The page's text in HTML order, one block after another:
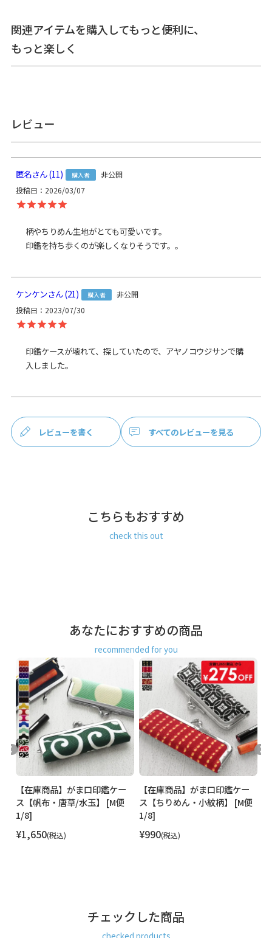
備考 直径1.5cm 長さ6cm以内の印鑑収納可能。 朱肉付き。
サイズ詳細
＜本体＞
外寸：高さ5.3cm、幅11.5cm
＜重さ＞35g
※商品サイズの表記はおおよその値となります。
※外寸は口金を含みます。
素材
＜袋＞
表地：ちりめん ポリエステル100％
裏地：レーヨン100％、裏地カラー：ブラック(※裏地の色は
全て共通)
お支払方法 クレジットカード
／コンビニ後払い／
クレジットカード決済、Amazon Pay、PayPay、楽天ペイを
ご選択の場合、システムの都合上、商品発送前にご請求させ
ゆうパケット：全国一律330円
能
ゆうパック：全国一律770円
ルではなく少し平べったい形になっており、収納時、ケース
がハンコを挟んでくれるので、ケースの中でハンコがカタカ
タ動くのを防いでくれます。
※状況によってはハンコが中で動くこともあります
※直径1.5cm、長さ6cm以内の印鑑を収納可能
COLOR
・桜 紅梅色・桜 水色・唐草模様 赤・唐草模様 緑・ 矢
絣 紺・矢絣 紫・金平糖 赤・金平糖 黒・ 紅梅花 撫
子・紅梅花 紺
関連アイテムを購入してもっと便利に、
もっと楽しく
レビュー
匿名 11 購入者
非公開
投稿日
2026/03/07
柄やちりめん生地がとても可愛いです。
印鑑を持ち歩くのが楽しくなりそうです。。
ケンケン 21 購入者
非公開
投稿日
2023/07/30
印鑑ケースが壊れて、探していたので、アヤノコウジサンで購
入しました。
レビューを書く すべてのレビューを見る
こちらもおすすめ
check this out
あなたにおすすめの商品
recommended for you
【在庫商品】がま口印鑑ケー
ス【帆布・唐草/水玉】 [M便
1/8]
¥1,650 税込
【在庫商品】がま口印鑑ケー
ス【ちりめん・小紋柄】 [M便
1/8]
¥990 税込
チェックした商品
checked products